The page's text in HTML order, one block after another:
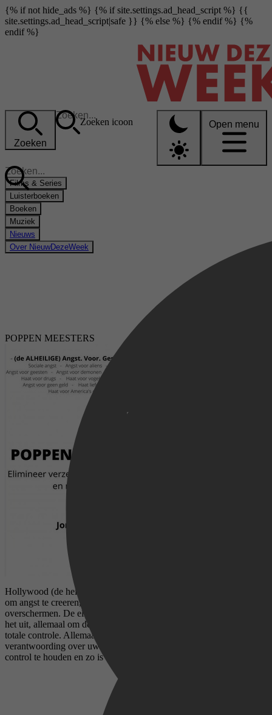
{% if not hide_ads %} {% if site.settings.ad_head_script %} {{
site.settings.ad_head_script|safe }} {% else %} {% endif %} {%
endif %}
Zoeken
Zoeken icoon Open menu
Films & Series
Luisterboeken
Boeken
Muziek
Nieuws
Over NieuwDezeWeek
POPPEN MEESTERS
Hollywood (de heilige), porno, tv, tekenfilms, etc, bestaan allemaal
om angst te creeren, te vestigen, te onderhouden, en te
overschermen. De elite verwerft een instantie, misbruikt het, en buit
het uit, allemaal om de agenda voort te zetten. Ze willen alle en
totale controle. Allemaal om u er van te weerhouden om
verantwoording over uw emoties te nemen. Ik ben in staat het onder
control te houden en zo is ieder van u.